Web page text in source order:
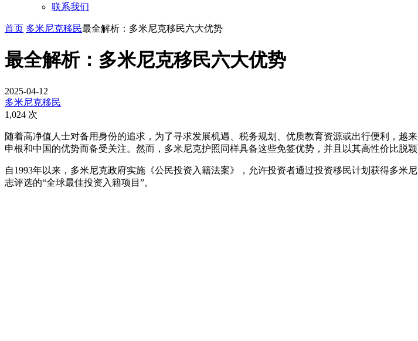
联系我们
首页 多米尼克移民最全解析：多米尼克移民六大优势
最全解析：多米尼克移民六大优势
2025-04-12
多米尼克移民
1,024 次
随着高净值人士对备用身份的追求，为了寻求发展机遇、税务规划、优质教育资源或出行便利，
申根和中国的优势而备受关注。然而，多米尼克护照同样具备这些免签优势，并且以其高性价比脱
自1993年以来，多米尼克政府实施《公民投资入籍法案》，允许投资者通过投资移民计划获得多
志评选的“全球最佳投资入籍项目”。